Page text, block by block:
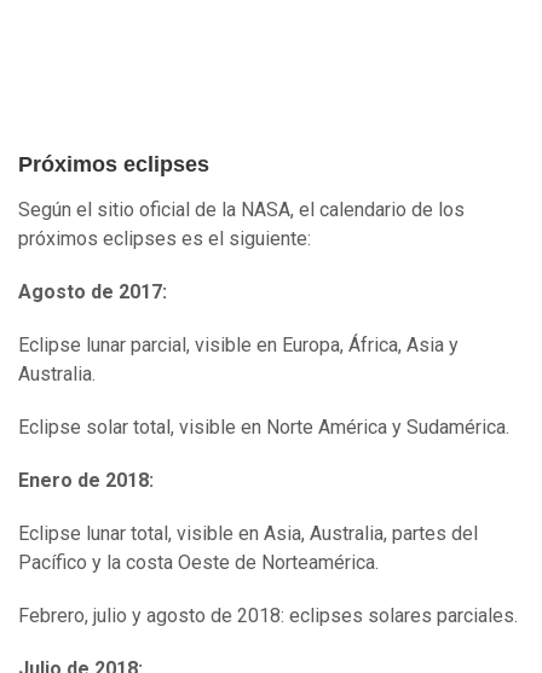
Próximos eclipses
Según el sitio oficial de la NASA, el calendario de los
próximos eclipses es el siguiente:
Agosto de 2017:
Eclipse lunar parcial, visible en Europa, África, Asia y
Australia.
Eclipse solar total, visible en Norte América y Sudamérica.
Enero de 2018:
Eclipse lunar total, visible en Asia, Australia, partes del
Pacífico y la costa Oeste de Norteamérica.
Febrero, julio y agosto de 2018: eclipses solares parciales.